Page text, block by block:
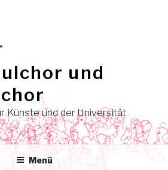
und
Künste und der Universität
Menü